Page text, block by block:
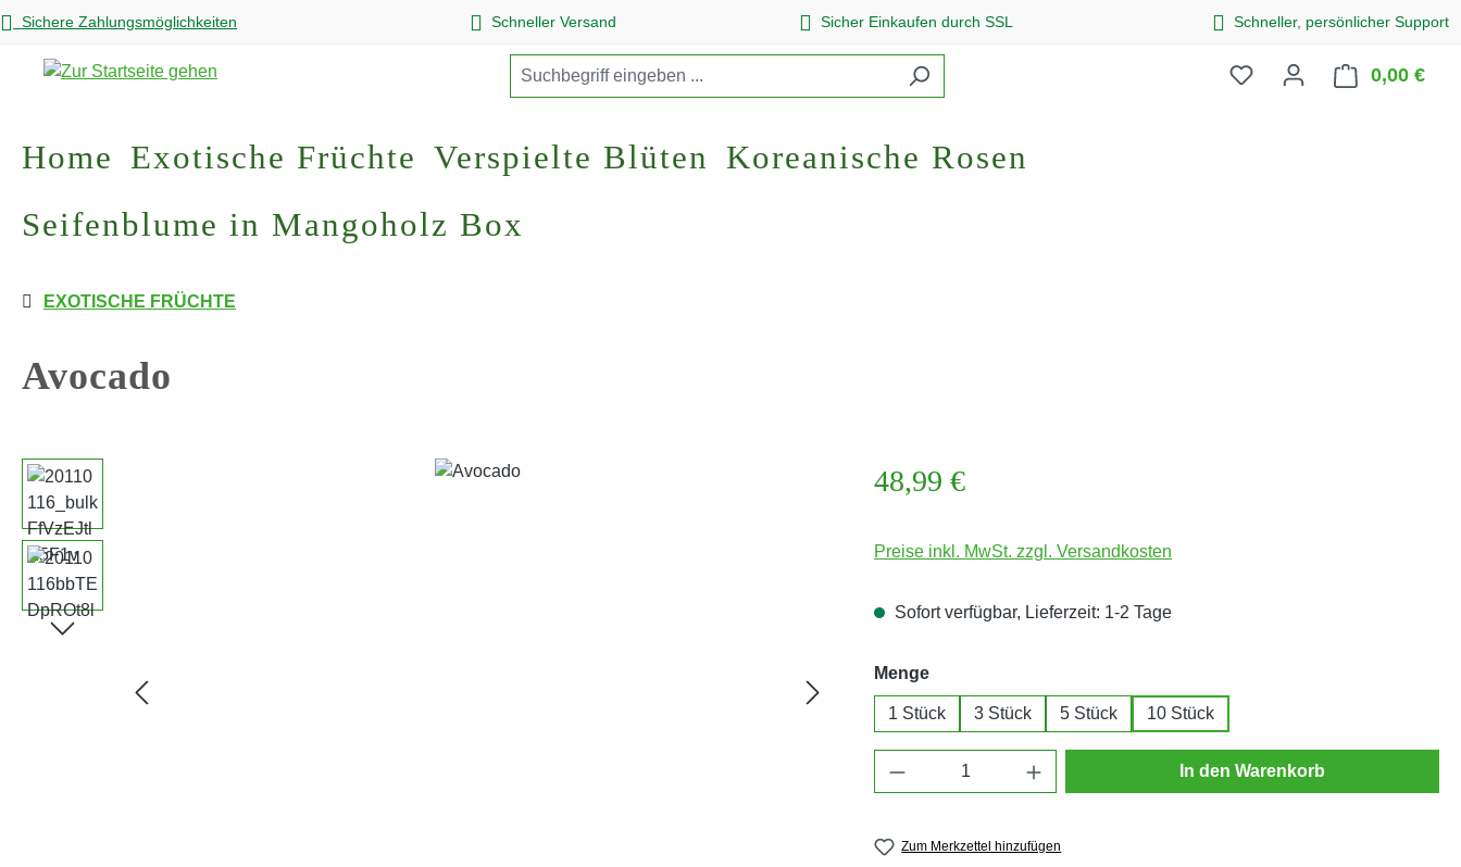
Hauptinhalt springen
Zur Suche springen
Zur Hauptnavigation springen
Sichere Zahlungsmöglichkeiten Schneller Versand Sicher Einkaufen durch SSL Schneller, persönlicher Support
0,00 €
Home Exotische Früchte Verspielte Blüten Koreanische Rosen
Seifenblume in Mangoholz Box
EXOTISCHE FRÜCHTE
Avocado
Bildergalerie überspringen Regulärer Preis:
48,99 €
Preise inkl. MwSt. zzgl. Versandkosten
Sofort verfügbar, Lieferzeit: 1-2 Tage
Mengeauswählen
1 Stück 3 Stück 5 Stück 10 Stück
Produkt Anzahl: Gib den gewünschten Wert ein
In den Warenkorb
Zum Merkzettel hinzufügen